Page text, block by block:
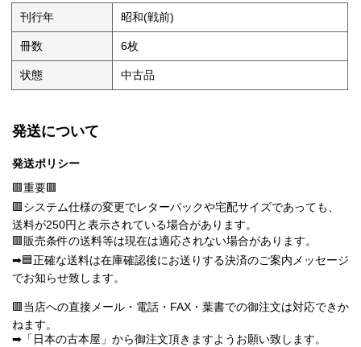
刊行年 昭和(戦前)
冊数 6枚
状態 中古品
発送について
発送ポリシー
🟥重要🟥
🟥システム仕様の変更でレターパックや宅配サイズであっても、
送料が250円と表示されている場合があります。
🟥販売条件の送料等は現在は適応されない場合があります。
➡🟦正確な送料は在庫確認後にお送りする決済のご案内メッセージ
でお知らせ致します。
🟥当店への直接メール・電話・FAX・葉書での御注文は対応できか
ねます。
➡「日本の古本屋」から御注文頂きますようお願い致します。